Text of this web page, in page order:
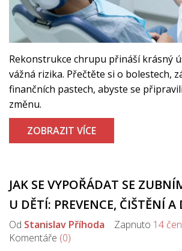
Rekonstrukce chrupu přináší krásný
vážná rizika. Přečtěte si o bolestech,
finančních pastech, abyste se
změnu.
ZOBRAZIT VÍCE
JAK SE VYPOŘÁDAT SE
U DĚTÍ: PREVENCE, ČIŠTĚNÍ A
Od Stanislav Příhoda Zapnuto 14
Komentáře (0)